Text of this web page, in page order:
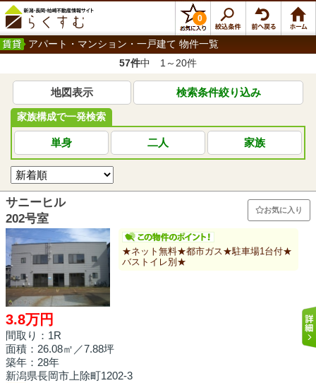
0
アパート・マンション・一戸建て 物件一覧
57件中 1～20件
地図表示 検索条件絞り込み
家族構成で一発検索
単身 二人 家族
サニーヒル
202号室
お気に入り
★ネット無料★都市ガス★駐車場1台付★
バストイレ別★
3.8万円
間取り：1R
面積： 26.08㎡ ／7.88坪
築年：28年
新潟県長岡市上除町1202-3